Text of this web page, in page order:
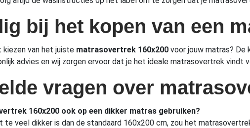
bij het kopen van een
kiezen van het juiste matrasovertrek 160x200 voor jouw matras? De
advies en wij zorgen ervoor dat je het ideale matrasovertrek vindt
vragen over
160x200 ook op een dikker matras gebruiken?
te veel dikker is dan de standaard 160x200 cm, zou het